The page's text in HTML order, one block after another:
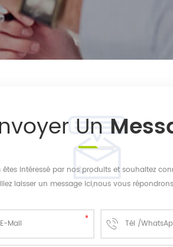
Un
êtes intéressé par nos produits et souhaitez
laisser un message ici,nous vous